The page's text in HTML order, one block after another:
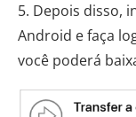
5. Depois disso,
Android e faça
você poderá